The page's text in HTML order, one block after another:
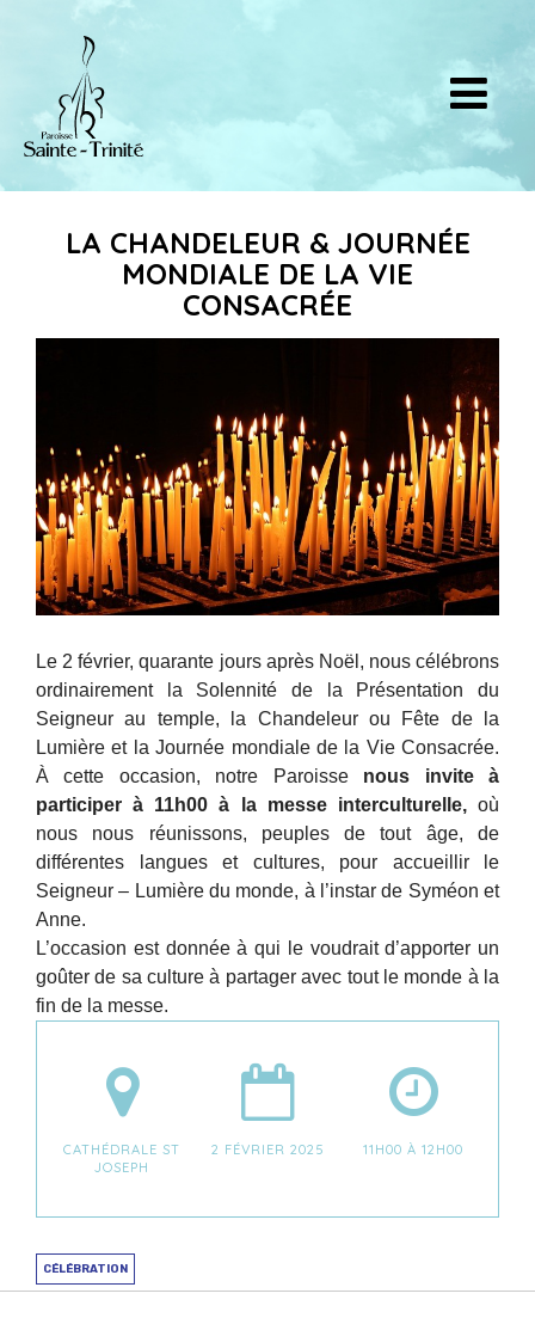
LA CHANDELEUR & JOURNÉE
MONDIALE DE LA VIE
CONSACRÉE
Le 2 février, quarante jours après Noël, nous célébrons
ordinairement la Solennité de la Présentation du
Seigneur au temple, la Chandeleur ou Fête de la
Lumière et la Journée mondiale de la Vie Consacrée.
À cette occasion, notre Paroisse nous invite à
participer à 11h00 à la messe interculturelle,où
nous nous réunissons, peuples de tout âge, de
différentes langues et cultures, pour accueillir le
Seigneur – Lumière du monde, à l’instar de Syméon et
Anne.
L’occasion est donnée à qui le voudrait d’apporter un
goûter de sa culture à partager avec tout le monde à la
fin de la messe.
CATHÉDRALE ST
JOSEPH
2 FÉVRIER 2025 11H00 À 12H00
CÉLÉBRATION